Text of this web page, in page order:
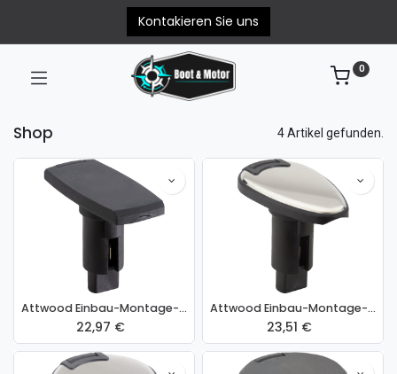
Kontakieren Sie uns
0
Shop 4 Artikel gefunden.
Attwood Einbau-Montage-Fuß Lightarmor rechteckig
22,97 €
Attwood Einbau-Montage-Fuß Lightarmor oval Edelstahlkappe
23,51 €